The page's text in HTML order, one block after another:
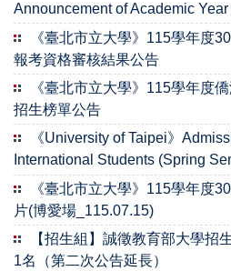
Announcement of Academic Year
《臺北市立大學》115學年度
報考資格審核結果公告
《臺北市立大學》115學年度
招生榜單公告
《University of Taipei》
International Students (Spring
《臺北市立大學》115學年度
片(博愛場_115.07.15)
【招生組】誠徵教育部大學招
1名（第二次公告延長）